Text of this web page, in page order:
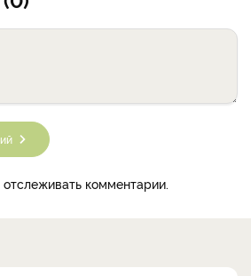
отслеживать комментарии.